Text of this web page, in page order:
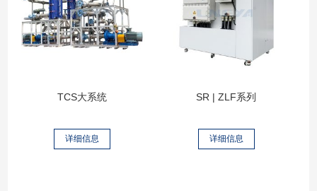
TCS大系统
详细信息
SR | ZLF系列
详细信息